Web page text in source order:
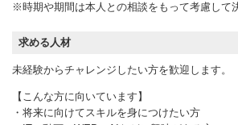
※時期や期間は本人との相談をもって考慮して
求める人材
未経験からチャレンジしたい方を歓迎します。
【こんな方に向いています】
・将来に向けてスキルを身につけたい方